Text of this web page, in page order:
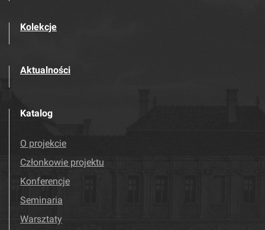
Kolekcje
Aktualności
Katalog
O projekcie
Członkowie projektu
Konferencje
Seminaria
Warsztaty